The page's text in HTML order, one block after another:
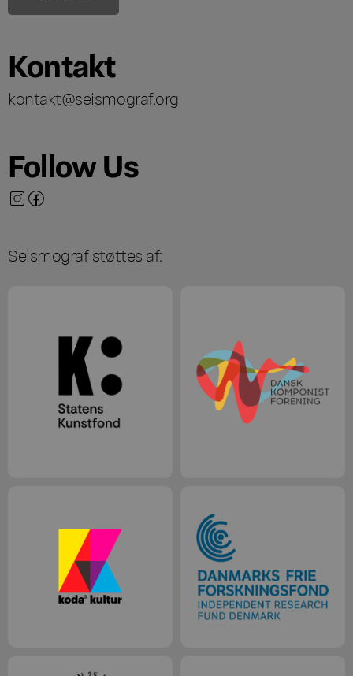
Kontakt
kontakt@seismograf.org
Follow Us
Seismograf støttes af: